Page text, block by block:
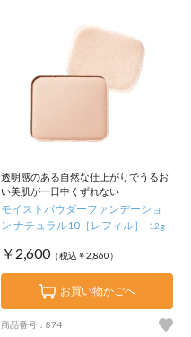
透明感のある自然な仕上がりでうるお
い美肌が一日中くずれない
モイストパウダーファンデーショ
ン ナチュラル10［レフィル］
12g
￥2,600（税込￥2,860）
お買い物かごへ
商品番号：874